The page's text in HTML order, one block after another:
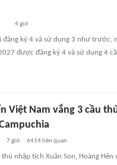
4 giờ
đăng ký 4 và sử dụng 3 như trước,
được đăng ký 4 và sử dụng 4
Việt Nam vắng 3 cầu
7 giờ 6414liên quan
thủ nhập tịch Xuân Son, Hoàng